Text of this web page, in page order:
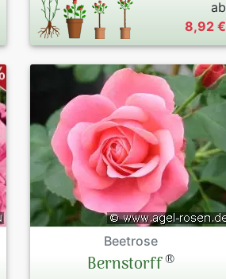
ab
8,92 €
Beetrose
Bernstorff®